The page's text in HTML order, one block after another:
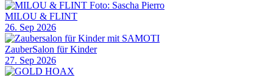
MILOU & FLINT
26. Sep 2026
ZauberSalon für Kinder
27. Sep 2026